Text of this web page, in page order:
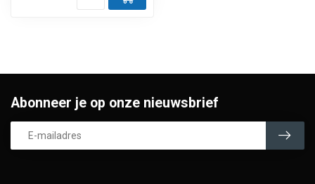
Abonneer je op onze nieuwsbrief